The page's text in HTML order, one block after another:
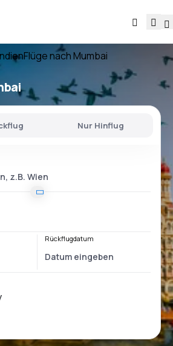
Flüge nach Mumbai
Nur Hinflug
Rückflugdatum